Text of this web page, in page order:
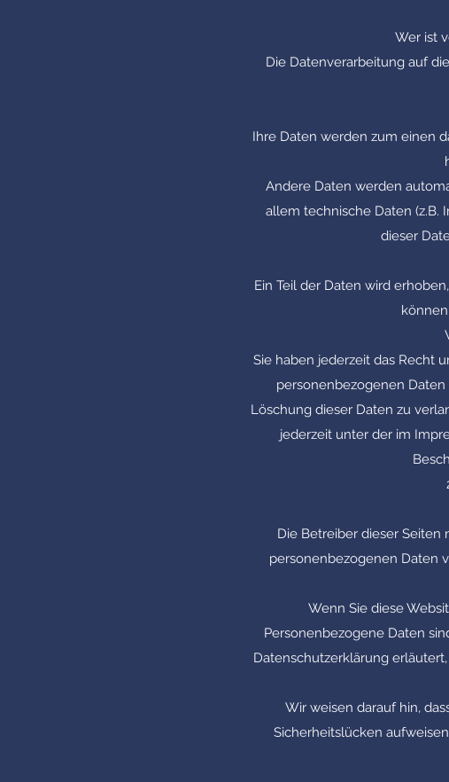
Wer ist
Die Datenverarbeitung auf
Ihre Daten werden zum einen
Andere Daten werden
allem technische Daten (z.B.
dieser
Ein Teil der Daten wird
Sie haben jederzeit das Recht
personenbezogenen
Löschung dieser Daten zu
jederzeit unter der im
Die Betreiber dieser
personenbezogenen Daten
Wenn Sie diese
Personenbezogene Daten
Datenschutzerklärung
Wir weisen darauf hin,
Sicherheitslücken